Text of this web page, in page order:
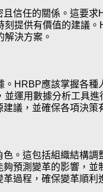
信任的關係。這要求
提供有價值的建議
決方案。
HRBP應該掌握各種
運用數據分析工具
議，並確保各項決策
。這包括組織結構調
預測變革的影響，並
過程，確保變革順利